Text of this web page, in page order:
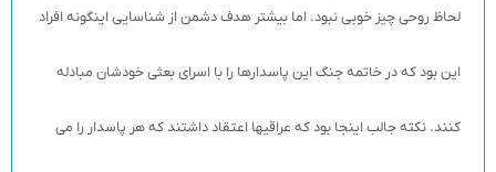
لحاظ روحی چیز خوبی نبود. اما بیشتر هدف دشمن از شناسایی اینگونه افراد
این بود که در خاتمه جنگ این پاسدارها را با اسرای بعثی خودشان مبادله
کنند. نکته جالب اینجا بود که عراقیها اعتقاد داشتند که هر پاسدار را می